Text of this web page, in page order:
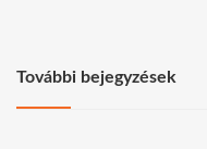
További bejegyzések